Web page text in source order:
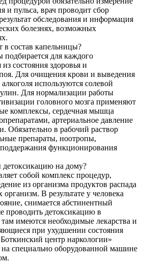
и пульса, врач проводит сбор
обследования и информация
болезнях, возможных
в состав капельницы?
подбирается для каждого
состояния здоровья и
Для очищения крови и выведения
используются солевой
Для нормализации работы
головного мозга применяют
комплексы, сердечная мышца
артериальное давление
Обязательно в рабочий раствор
препараты, ноотропы,
функционирования
на дому?
собой комплекс процедур,
из организма продуктов распада
В результате у человека
снимается абстинентный
проводить детоксикацию в
имеются необходимые лекарства и
при ухудшении состояния
центр наркологии»
специально оборудованной машине